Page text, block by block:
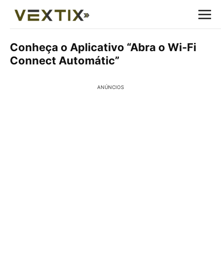
Conheça o Aplicativo “Abra o Wi-Fi
Connect Automátic”
ANÚNCIOS